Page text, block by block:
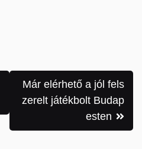
Már elérhető a jól fels
zerelt játékbolt Budap
esten